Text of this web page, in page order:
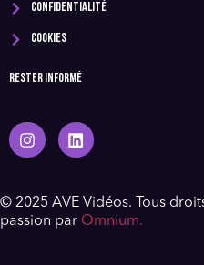
Confidentialité
Cookies
Rester informé
© 2025 AVE Vidéos. Tous
passion par Omnium.